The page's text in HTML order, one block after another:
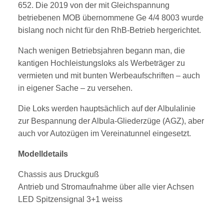
652. Die 2019 von der mit Gleichspannung
betriebenen MOB übernommene Ge 4/4 8003 wurde
bislang noch nicht für den RhB-Betrieb hergerichtet.
Nach wenigen Betriebsjahren begann man, die
kantigen Hochleistungsloks als Werbeträger zu
vermieten und mit bunten Werbeaufschriften – auch
in eigener Sache – zu versehen.
Die Loks werden hauptsächlich auf der Albulalinie
zur Bespannung der Albula-Gliederzüge (AGZ), aber
auch vor Autozügen im Vereinatunnel eingesetzt.
Modelldetails
Chassis aus Druckguß
Antrieb und Stromaufnahme über alle vier Achsen
LED Spitzensignal 3+1 weiss